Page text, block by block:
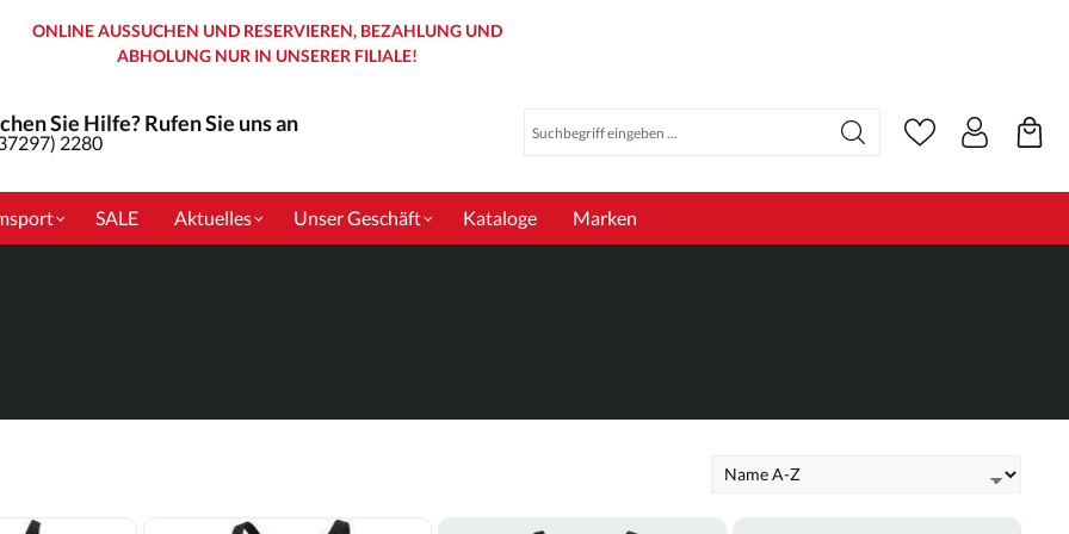
ONLINE AUSSUCHEN UND RESERVIEREN, BEZAHLUNG UND
ABHOLUNG NUR IN UNSERER FILIALE!
Sie Hilfe? Rufen Sie uns an
2280
SALE Aktuelles Unser Geschäft Kataloge Marken